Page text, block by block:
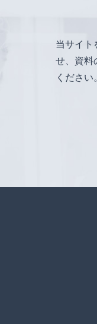
当サイト
せ、資料
ください